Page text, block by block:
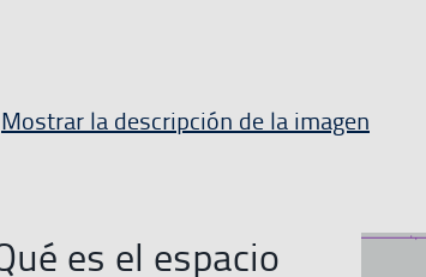
Mostrar la descripción de la imagen
es el espacio